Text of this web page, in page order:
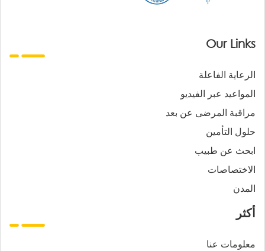
Our Links
الرعاية الفاعلة
المواعيد عبر الفيديو
مراقبة المرضى عن بعد
حلول التأمين
ابحث عن طبيب
الاختصاصات
المدن
أكثر
معلومات عنا